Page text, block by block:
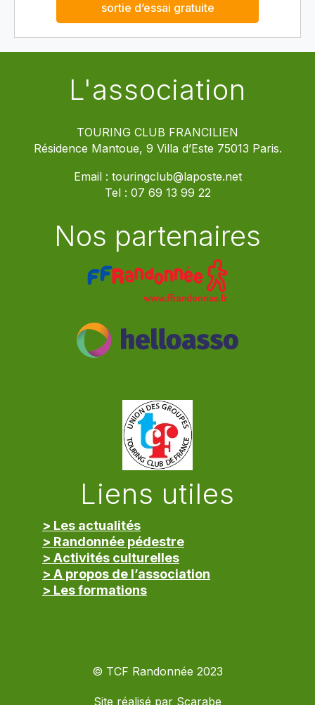
sortie d’essai gratuite
L'association
TOURING CLUB FRANCILIEN
Résidence Mantoue, 9 Villa d’Este 75013 Paris.
Email : touringclub@laposte.net
Tel : 07 69 13 99 22
Nos partenaires
Liens utiles
> Les actualités
> Randonnée pédestre
> Activités culturelles
> A propos de l’association
> Les formations
© TCF Randonnée 2023
Site réalisé par Scarabe